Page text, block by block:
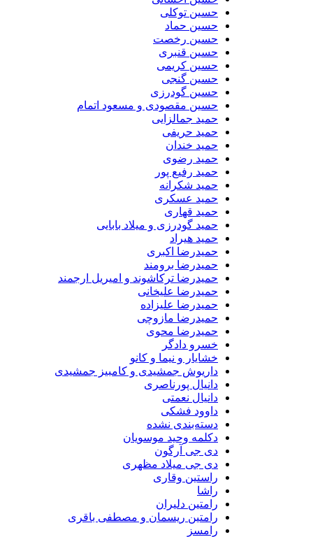
حسین توکلی
حسین حماد
حسین رخصت
حسین قنبری
حسین کریمی
حسین گنجی
حسین گودرزی
حسین مقصودی و مسعود اتمام
حمید جمالزایی
حمید حریفی
حمید خندان
حمید رضوی
حمید رفیع پور
حمید شکرانه
حمید عسکری
حمید قهاری
حمید گودرزی و میلاد بابایی
حمید هیراد
حمیدرضا اکبری
حمیدرضا برومند
حمیدرضا ترکاشوند و امیریل ارجمند
حمیدرضا علیخانی
حمیدرضا علیزاده
حمیدرضا مازوچی
حمیدرضا محوی
خسرو دادگر
خشایار و نیما و کانو
داریوش جمشیدی و کامبیز جمشیدی
دانیال پورناصری
دانیال نعمتی
داوود فشکی
دسته‌بندی نشده
دکلمه وحید موسویان
دی جی آرگون
دی جی میلاد مظهری
راستین وقاری
رامتین دلیران
رامتین ریسمان و مصطفی باقری